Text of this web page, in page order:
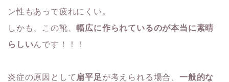
ン性もあって疲れにくい。
しかも、この靴、幅広に作られているのが本当に素晴
らしいんです！！！
炎症の原因として 扁平足 が考えられる場合、一般的な